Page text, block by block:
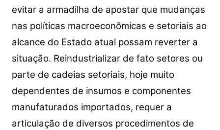
evitar a armadilha de apostar que mudanças
nas políticas macroeconômicas e setoriais ao
alcance do Estado atual possam reverter a
situação. Reindustrializar de fato setores ou
parte de cadeias setoriais, hoje muito
dependentes de insumos e componentes
manufaturados importados, requer a
articulação de diversos procedimentos de